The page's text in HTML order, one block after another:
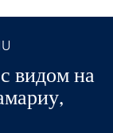
видом на